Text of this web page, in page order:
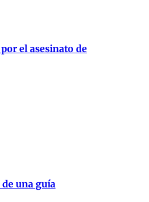
el asesinato de
una guía